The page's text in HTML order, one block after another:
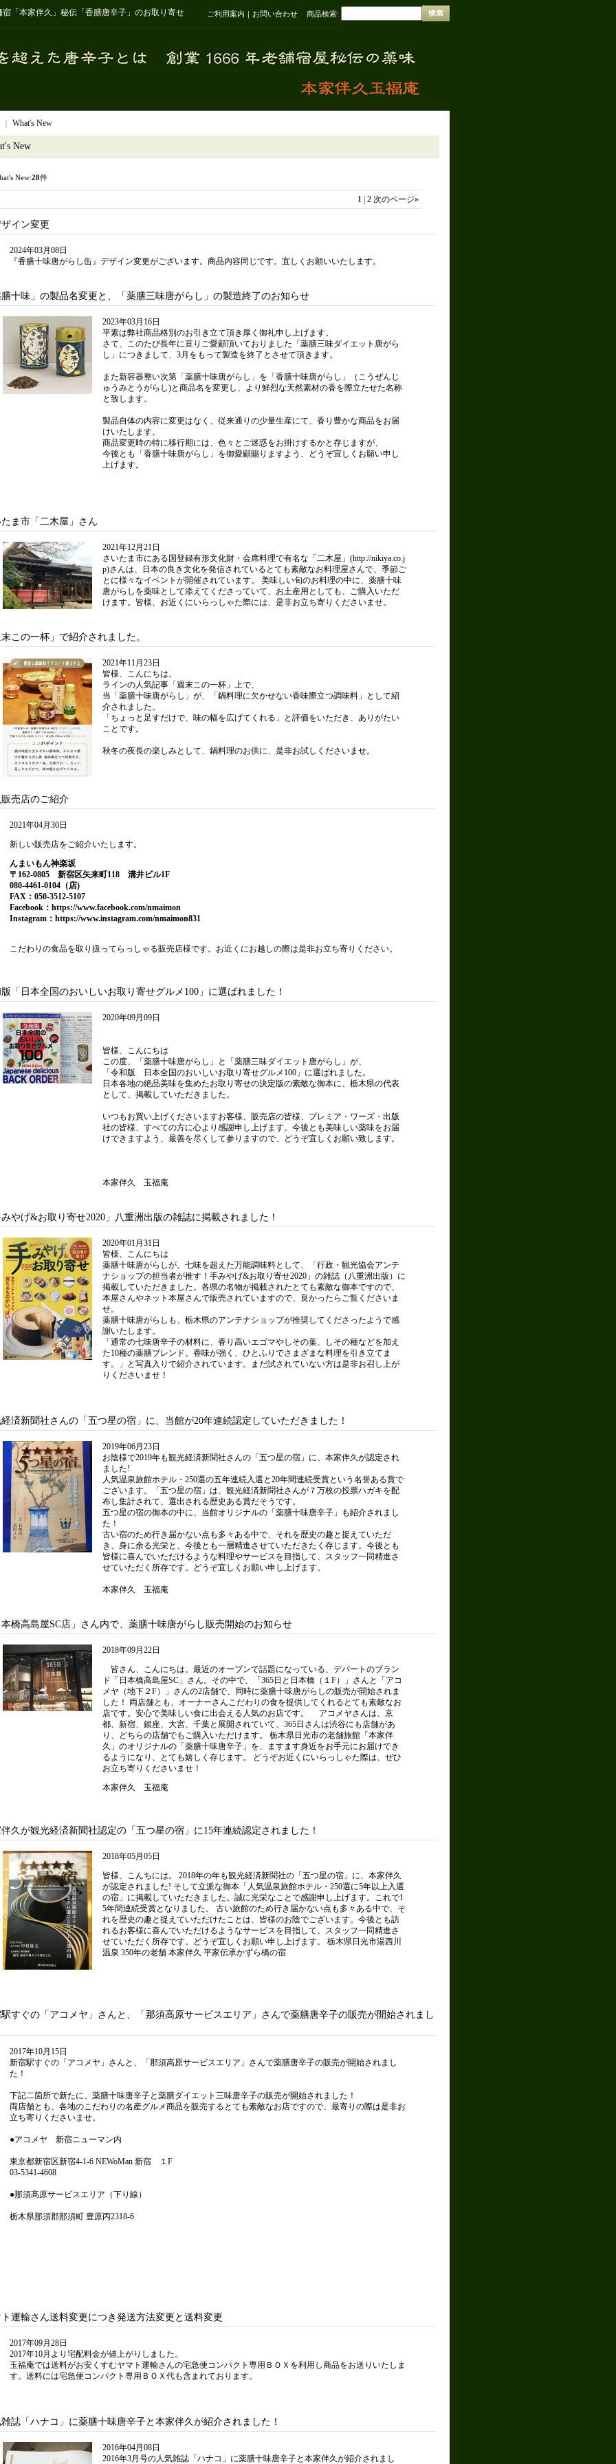
「本家伴久」秘伝「香膳唐辛子」のお取り寄せ ご利用案内 ｜ お問い合わせ 商品検索:
What's New
New
New:28件
1 2 次のページ»
イン変更
2024年03月08日
『香膳十味唐がらし缶』デザイン変更がございます。商品内容同じです。宜しくお願いいたします。
十味」の製品名変更と、「薬膳三味唐がらし」の製造終了のお知らせ
2023年03月16日
平素は弊社商品格別のお引き立て頂き厚く御礼申し上げます。
さて、このたび長年に亘りご愛顧頂いておりました「薬膳三味ダイエット唐がら
し」につきまして、3月をもって製造を終了とさせて頂きます。
また新容器整い次第「薬膳十味唐がらし」を「香膳十味唐がらし」（こうぜんじ
ゅうみとうがらし)と商品名を変更し、より鮮烈な天然素材の香を際立たせた名称
と致します。
製品自体の内容に変更はなく、従来通りの少量生産にて、香り豊かな商品をお届
けいたします。
商品変更時の特に移行期には、色々とご迷惑をお掛けするかと存じますが、
今後とも「香膳十味唐がらし」を御愛顧賜りますよう、どうぞ宜しくお願い申し
上げます。
ま市「二木屋」さん
2021年12月21日
さいたま市にある国登録有形文化財・会席料理で有名な「二木屋」(http://nikiya.co.j
p)さんは、日本の良き文化を発信されているとても素敵なお料理屋さんで、季節ご
とに様々なイベントが開催されています。 美味しい旬のお料理の中に、薬膳十味
唐がらしを薬味として添えてくださっていて、お土産用としても、ご購入いただ
けます。皆様、お近くにいらっしゃた際には、是非お立ち寄りくださいませ。
この一杯」で紹介されました。
2021年11月23日
皆様、こんにちは。
ラインの人気記事「週末この一杯」上で、
当「薬膳十味唐がらし」が、「鍋料理に欠かせない香味際立つ調味料」として紹
介されました。
「ちょっと足すだけで、味の幅を広げてくれる」と評価をいただき、ありがたい
ことです。
秋冬の夜長の楽しみとして、鍋料理のお供に、是非お試しくださいませ。
売店のご紹介
2021年04月30日
新しい販売店をご紹介いたします。
んまいもん神楽坂
〒162-0805 新宿区矢来町118 溝井ビル1F
080-4461-0104（店)
FAX：050-3512-5107
Facebook： https://www.facebook.com/nmaimon
Instagram： https://www.instagram.com/nmaimon831
こだわりの食品を取り扱ってらっしゃる販売店様です。お近くにお越しの際は是非お立ち寄りください。
「日本全国のおいしいお取り寄せグルメ100」に選ばれました！
2020年09月09日
皆様、こんにちは
この度、「薬膳十味唐がらし」と「薬膳三味ダイエット唐がらし」が、
「令和版 日本全国のおいしいお取り寄せグルメ100」に選ばれました。
日本各地の絶品美味を集めたお取り寄せの決定版の素敵な御本に、栃木県の代表
として、掲載していただきました。
いつもお買い上げくださいますお客様、販売店の皆様、プレミア・ワーズ・出版
社の皆様、すべての方に心より感謝申し上げます。今後とも美味しい薬味をお届
けできますよう、最善を尽くして参りますので、どうぞ宜しくお願い致します。
本家伴久 玉福庵
やげ&お取り寄せ2020」八重洲出版の雑誌に掲載されました！
2020年01月31日
皆様、こんにちは
薬膳十味唐がらしが、七味を超えた万能調味料として、「行政・観光協会アンテ
ナショップの担当者が推す！手みやげ&お取り寄せ2020」の雑誌（八重洲出版）に
掲載していただきました。各県の名物が掲載されたとても素敵な御本ですので、
本屋さんやネット本屋さんで販売されていますので、良かったらご覧くださいま
せ。
薬膳十味唐がらしも、栃木県のアンテナショップが推奨してくださったようで感
謝いたします。
「通常の七味唐辛子の材料に、香り高いエゴマやしその葉、しその種などを加え
た10種の薬膳ブレンド。香味が強く、ひとふりでさまざまな料理を引き立てま
す。」と写真入りで紹介されています。まだ試されていない方は是非お召し上が
りくださいませ！
済新聞社さんの「五つ星の宿」に、当館が20年連続認定していただきました！
2019年06月23日
お陰様で2019年も観光経済新聞社さんの「五つ星の宿」に、本家伴久が認定され
ました!
人気温泉旅館ホテル・250選の五年連続入選と20年間連続受賞という名誉ある賞で
ございます。「五つ星の宿」は、観光経済新聞社さんが７万枚の投票ハガキを配
布し集計されて、選出される歴史ある賞だそうです。
五つ星の宿の御本の中に、当館オリジナルの「薬膳十味唐辛子」も紹介されまし
た！
古い宿のため行き届かない点も多々ある中で、それを歴史の趣と捉えていただ
き、身に余る光栄と、今後とも一層精進させていただきたく存じます。今後とも
皆様に喜んでいただけるような料理やサービスを目指して、スタッフ一同精進さ
せていただく所存です。どうぞ宜しくお願い申し上げます。
本家伴久 玉福庵
橋高島屋SC店」さん内で、薬膳十味唐がらし販売開始のお知らせ
2018年09月22日
皆さん、こんにちは。最近のオープンで話題になっている、デパートのブラン
ド「日本橋高島屋SC」さん。その中で、「365日と日本橋（１F）」さんと「アコ
メヤ（地下２F）」さんの2店舗で、同時に薬膳十味唐がらしの販売が開始されま
した！ 両店舗とも、オーナーさんこだわりの食を提供してくれるとても素敵なお
店です。安心で美味しい食に出会える人気のお店です。 アコメヤさんは、京
都、新宿、銀座、大宮、千葉と展開されていて、365日さんは渋谷にも店舗があ
り、どちらの店舗でもご購入いただけます。 栃木県日光市の老舗旅館「本家伴
久」のオリジナルの「薬膳十味唐辛子」を、ますます身近をお手元にお届けでき
るようになり、とても嬉しく存じます。 どうぞお近くにいらっしゃた際は、ぜひ
お立ち寄りくださいませ！
本家伴久 玉福庵
久が観光経済新聞社認定の「五つ星の宿」に15年連続認定されました！
2018年05月05日
皆様、こんちには。 2018年の年も観光経済新聞社の「五つ星の宿」に、本家伴久
が認定されました! そして立派な御本「人気温泉旅館ホテル・250選に5年以上入選
の宿」に掲載していただきました。誠に光栄なことで感謝申し上げます。これで1
5年間連続受賞となりました。 古い旅館のため行き届かない点も多々ある中で、そ
れを歴史の趣と捉えていただけたことは、皆様のお陰でございます。今後とも訪
れるお客様に喜んでいただけるようなサービスを目指して、スタッフ一同精進さ
せていただく所存です。どうぞ宜しくお願い申し上げます。 栃木県日光市湯西川
温泉 350年の老舗 本家伴久 平家伝承かずら橋の宿
すぐの「アコメヤ」さんと、「那須高原サービスエリア」さんで薬膳唐辛子の販売が開始されまし
2017年10月15日
新宿駅すぐの「アコメヤ」さんと、「那須高原サービスエリア」さんで薬膳唐辛子の販売が開始されまし
た！
下記二箇所で新たに、薬膳十味唐辛子と薬膳ダイエット三味唐辛子の販売が開始されました！
両店舗とも、各地のこだわりの名産グルメ商品を販売するとても素敵なお店ですので、最寄りの際は是非お
立ち寄りくださいませ。
●アコメヤ 新宿ニューマン内
東京都新宿区新宿4-1-6 NEWoMan 新宿 １F
03-5341-4608
●那須高原サービスエリア（下り線）
栃木県那須郡那須町 豊原丙2318-6
運輸さん送料変更につき発送方法変更と送料変更
2017年09月28日
2017年10月より宅配料金が値上がりしました。
玉福庵では送料がお安くすむヤマト運輸さんの宅急便コンパクト専用ＢＯＸを利用し商品をお送りいたしま
す。送料には宅急便コンパクト専用ＢＯＸ代も含まれております。
誌「ハナコ」に薬膳十味唐辛子と本家伴久が紹介されました！
2016年04月08日
2016年3月号の人気雑誌「ハナコ」に薬膳十味唐辛子と本家伴久が紹介されまし